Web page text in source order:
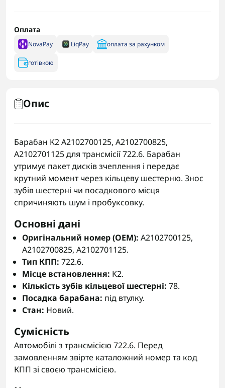
Оплата
NovaPay LiqPay оплата за рахунком
готівкою
Опис
Барабан K2 A2102700125, A2102700825,
A2102701125 для трансмісії 722.6. Барабан
утримує пакет дисків зчеплення і передає
крутний момент через кільцеву шестерню. Знос
зубів шестерні чи посадкового місця
спричиняють шум і пробуксовку.
Основні дані
Оригінальний номер (OEM): A2102700125,
A2102700825, A2102701125.
Тип КПП: 722.6.
Місце встановлення: K2.
Кількість зубів кільцевої шестерні: 78.
Посадка барабана: під втулку.
Стан: Новий.
Сумісність
Автомобілі з трансмісією 722.6. Перед
замовленням звірте каталожний номер та код
КПП зі своєю трансмісією.